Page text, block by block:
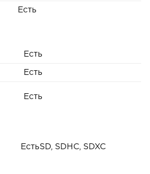
Есть
Есть
Есть
Есть
ЕстьSD, SDHC, SDXC